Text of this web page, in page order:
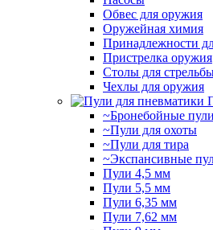
Обвес для оружия
Оружейная химия
Принадлежности
Пристрелка оружия
Столы для
Чехлы для оружия
~Бронебойные пули
~Пули для охоты
~Пули для тира
~Экспансивные
Пули 4,5 мм
Пули 5,5 мм
Пули 6,35 мм
Пули 7,62 мм